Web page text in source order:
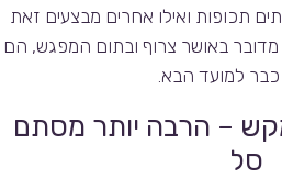
תכופות ואילו אחרים מבצעים זאת
באושר צרוף ובתום המפגש, הם
למועד הבא.
– הרבה יותר מסתם
סל